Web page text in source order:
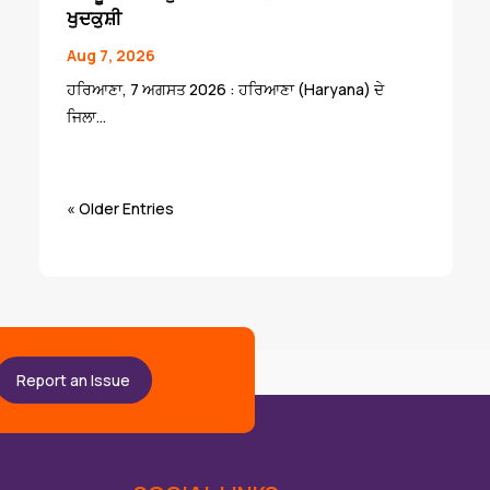
ਖੁਦਕੁਸ਼ੀ
Aug 7, 2026
ਹਰਿਆਣਾ, 7 ਅਗਸਤ 2026 : ਹਰਿਆਣਾ (Haryana) ਦੇ
ਜਿਲਾ...
« Older Entries
Report an Issue